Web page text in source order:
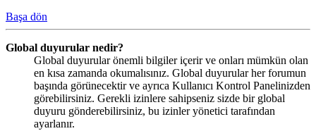
Başa dön
Global duyurular nedir?
Global duyurular önemli bilgiler içerir ve onları mümkün olan
en kısa zamanda okumalısınız. Global duyurular her forumun
başında görünecektir ve ayrıca Kullanıcı Kontrol Panelinizden
görebilirsiniz. Gerekli izinlere sahipseniz sizde bir global
duyuru gönderebilirsiniz, bu izinler yönetici tarafından
ayarlanır.